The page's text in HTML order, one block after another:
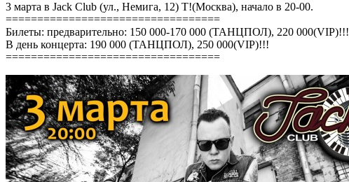
3 марта в Jack Club (ул., Немига, 12) Т!(Москва), начало в 20-00.
==================================
Билеты: предварительно: 150 000-170 000 (ТАНЦПОЛ), 220 000(VIP)!!!
В день концерта: 190 000 (ТАНЦПОЛ), 250 000(VIP)!!!
==================================